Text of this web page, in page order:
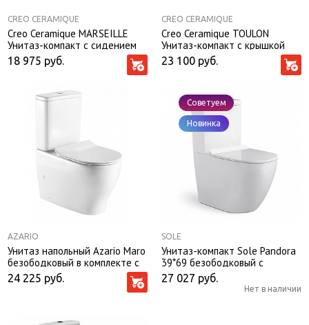
CREO CERAMIQUE
Creo Ceramique MARSEILLE
Унитаз-компакт с сидением
микролифт
18 975 руб.
CREO CERAMIQUE
Creo Ceramique TOULON
Унитаз-компакт с крышкой
микролифт
23 100 руб.
AZARIO
Унитаз напольный Azario Maro
безободковый в комплекте с
бачком и сиденьем
микролифт (AZ-2154)
24 225 руб.
Советуем
Новинка
SOLE
Унитаз-компакт Sole Pandora
39*69 безободковый с
крышкой микролифт Slim
27 027 руб.
Нет в наличии